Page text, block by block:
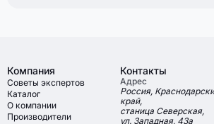
Компания
Советы экспертов
Каталог
О компании
Производители
Контакты
Адрес
Россия,
край,
станица Северская,
ул. Западная, 43а